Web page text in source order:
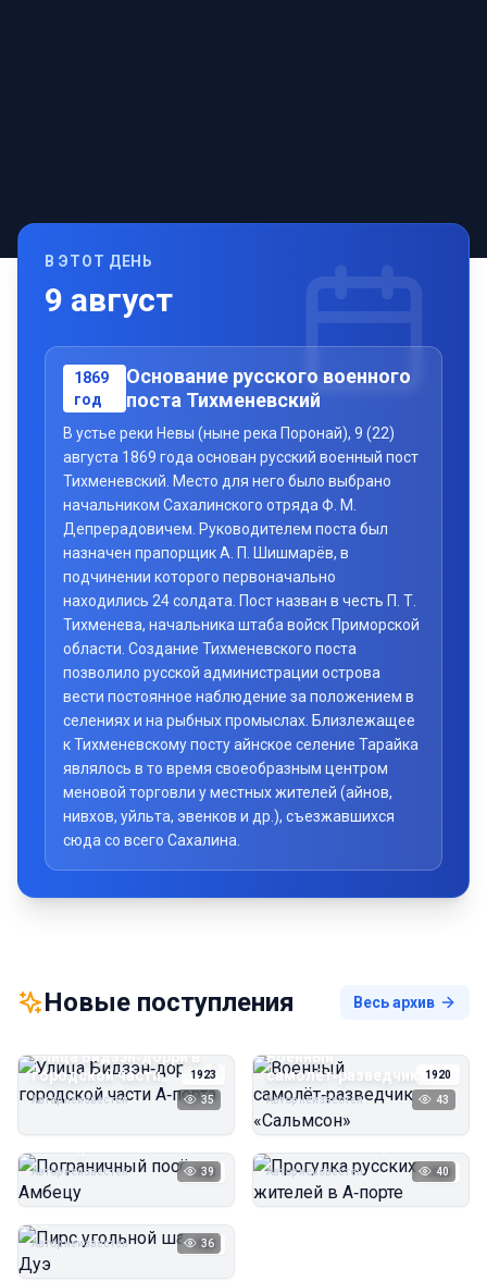
В ЭТОТ ДЕНЬ
9 август
1869
год
Основание русского военного
поста Тихменевский
В устье реки Невы (ныне река Поронай), 9 (22)
августа 1869 года основан русский военный пост
Тихменевский. Место для него было выбрано
начальником Сахалинского отряда Ф. М.
Депрерадовичем. Руководителем поста был
назначен прапорщик А. П. Шишмарёв, в
подчинении которого первоначально
находились 24 солдата. Пост назван в честь П. Т.
Тихменева, начальника штаба войск Приморской
области. Создание Тихменевского поста
позволило русской администрации острова
вести постоянное наблюдение за положением в
селениях и на рыбных промыслах. Близлежащее
к Тихменевскому посту айнское селение Тарайка
являлось в то время своеобразным центром
меновой торговли у местных жителей (айнов,
нивхов, уйльта, эвенков и др.), съезжавшихся
сюда со всего Сахалина.
Новые поступления Весь архив
1923
Улица Бидзэн‑дорри в
городской части
А‑порта
Автор неизвестен 35
1920
Военный
самолёт‑разведчик
«Сальмсон»
Автор неизвестен 43
1923
Автор неизвестен 39 1923
Прогулка русских
Автор неизвестен 40
1923
Пирс угольной шахты
Автор неизвестен 36